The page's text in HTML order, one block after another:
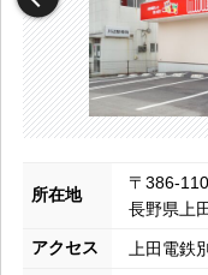
所在地
〒386-
長野県上
アクセス
上田電鉄